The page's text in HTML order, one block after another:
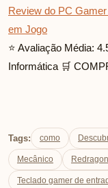
Review do PC
em Jogo
⭐ Avaliação Média:
Informática 🛒
Tags: como
Mecânico Redragon
Teclado gamer de